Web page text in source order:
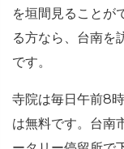
を垣間見ることが
る方なら、台南を
です。
寺院は毎日午前8
は無料です。台南